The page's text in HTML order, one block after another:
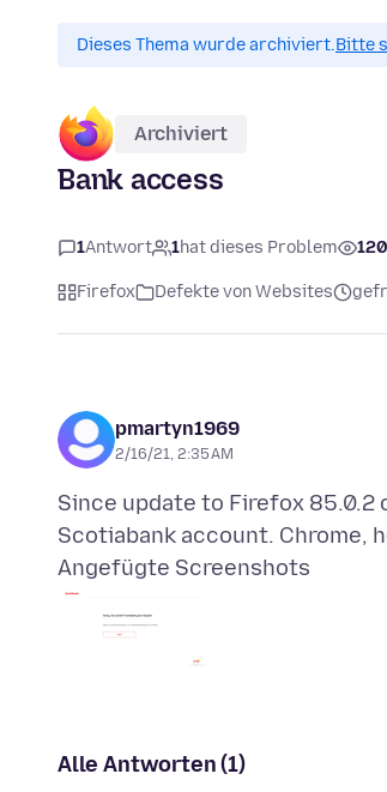
Dieses Thema wurde archiviert.Bitte
Archiviert
Bank access
1Antwort 1hat dieses Problem 120
Firefox Defekte von Websites
pmartyn1969
2/16/21, 2:35 AM
Since update to Firefox 85.0.2
Angefügte Screenshots
Alle Antworten (1)